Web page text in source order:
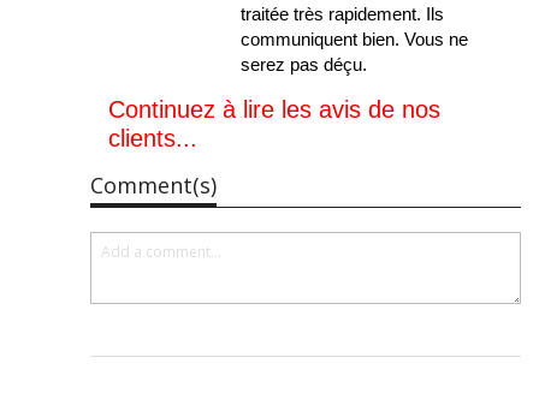
traitée très rapidement. Ils
communiquent bien. Vous ne
serez pas déçu.
Continuez à lire les avis de nos
clients...
Comment(s)